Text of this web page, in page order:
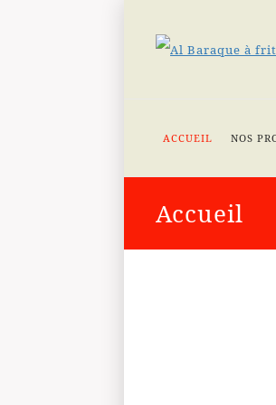
ACCUEIL NOS
Accueil